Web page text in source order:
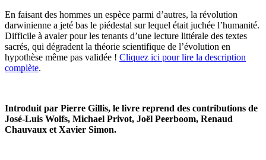
En faisant des hommes un espèce parmi d’autres, la révolution
darwinienne a jeté bas le piédestal sur lequel était juchée l’humanité.
Difficile à avaler pour les tenants d’une lecture littérale des textes
sacrés, qui dégradent la théorie scientifique de l’évolution en
hypothèse même pas validée ! Cliquez ici pour lire la description
complète.
Introduit par Pierre Gillis, le livre reprend des contributions de
José-Luis Wolfs, Michael Privot, Joël Peerboom, Renaud
Chauvaux et Xavier Simon.